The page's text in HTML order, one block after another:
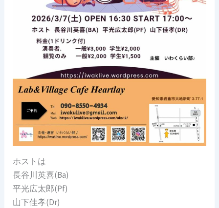
ホストは
長谷川英喜(Ba)
平光広太郎(Pf)
山下佳孝(Dr)